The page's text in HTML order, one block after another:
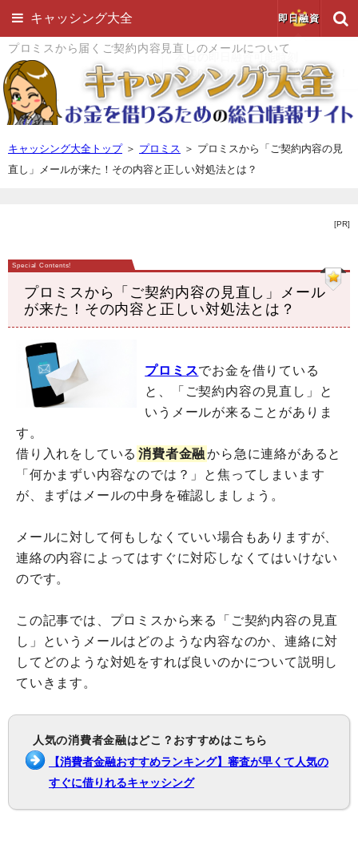
キャッシング大全 即日融資
プロミスから届くご契約内容見直しのメールについて
キャッシング大全トップ＞ プロミス ＞ プロミスから「ご契約内容の見
直し」メールが来た！その内容と正しい対処法とは？
[PR]
プロミスから「ご契約内容の見直し」メール
が来た！その内容と正しい対処法とは？
プロミスでお金を借りている
と、「ご契約内容の見直し」と
いうメールが来ることがありま
す。
借り入れをしている 消費者金融から急に連絡があると
「何かまずい内容なのでは？」と焦ってしまいます
が、まずはメールの中身を確認しましょう。
メールに対して何もしなくていい場合もありますが、
連絡の内容によってはすぐに対応しなくてはいけない
のです。
この記事では、プロミスから来る「ご契約内容の見直
し」というメールはどのような内容なのか、連絡に対
してどのような対処をすれば良いのかについて説明し
ていきます。
人気の消費者金融はどこ？おすすめはこちら
【消費者金融おすすめランキング】審査が早くて人気の
すぐに借りれるキャッシング